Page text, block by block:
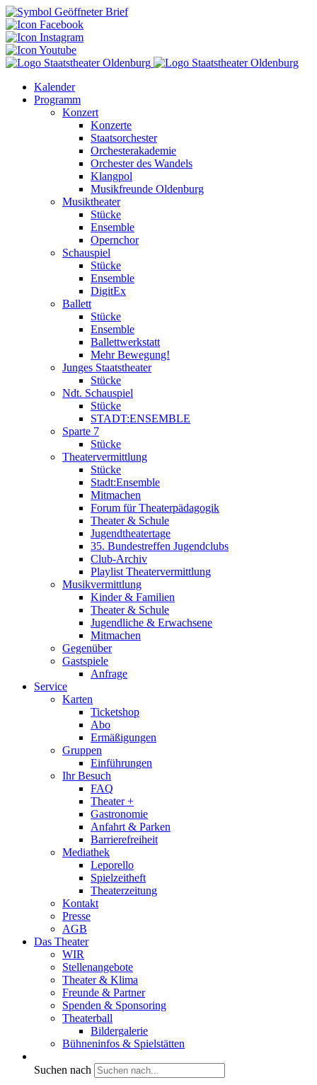
Kalender
Programm
Konzert
Konzerte
Staatsorchester
Orchesterakademie
Orchester des Wandels
Klangpol
Musikfreunde Oldenburg
Musiktheater
Stücke
Ensemble
Opernchor
Schauspiel
Stücke
Ensemble
DigitEx
Ballett
Stücke
Ensemble
Ballettwerkstatt
Mehr Bewegung!
Junges Staatstheater
Stücke
Ndt. Schauspiel
Stücke
STADT:ENSEMBLE
Sparte 7
Stücke
Theatervermittlung
Stücke
Stadt:Ensemble
Mitmachen
Forum für Theaterpädagogik
Theater & Schule
Jugendtheatertage
35. Bundestreffen Jugendclubs
Club-Archiv
Playlist Theatervermittlung
Musikvermittlung
Kinder & Familien
Theater & Schule
Jugendliche & Erwachsene
Mitmachen
Gegenüber
Gastspiele
Anfrage
Service
Karten
Ticketshop
Abo
Ermäßigungen
Gruppen
Einführungen
Ihr Besuch
FAQ
Theater +
Gastronomie
Anfahrt & Parken
Barrierefreiheit
Mediathek
Leporello
Spielzeitheft
Theaterzeitung
Kontakt
Presse
AGB
Das Theater
WIR
Stellenangebote
Theater & Klima
Freunde & Partner
Spenden & Sponsoring
Theaterball
Bildergalerie
Bühneninfos & Spielstätten
Suchen nach